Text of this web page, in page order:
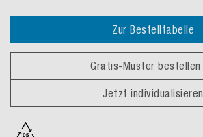
Zur Bestelltabelle
Gratis-Muster bestellen
Jetzt individualisieren